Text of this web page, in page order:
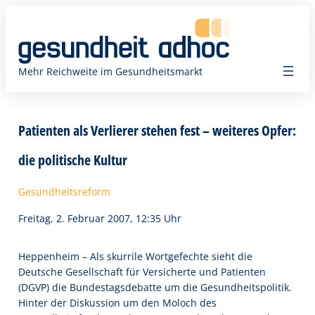
springen
Mehr Reichweite im Gesundheitsmarkt
Patienten als Verlierer stehen fest – weiteres Opfer:
die politische Kultur
Gesundheitsreform
Freitag, 2. Februar 2007, 12:35 Uhr
Heppenheim – Als skurrile Wortgefechte sieht die
Deutsche Gesellschaft für Versicherte und Patienten
(DGVP) die Bundestagsdebatte um die Gesundheitspolitik.
Hinter der Diskussion um den Moloch des